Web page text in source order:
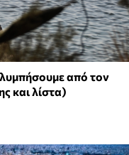
από τον
και λίστα)